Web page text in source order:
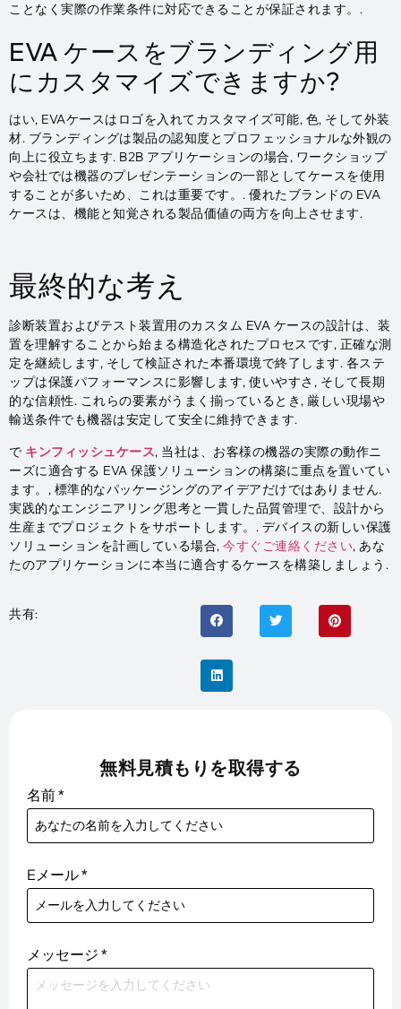
ことなく実際の作業条件に対応できることが保証されます。.
EVA ケースをブランディング用
にカスタマイズできますか?
はい, EVAケースはロゴを入れてカスタマイズ可能, 色, そして外装
材. ブランディングは製品の認知度とプロフェッショナルな外観の
向上に役立ちます. B2B アプリケーションの場合, ワークショップ
や会社では機器のプレゼンテーションの一部としてケースを使用
することが多いため、これは重要です。. 優れたブランドの EVA
ケースは、機能と知覚される製品価値の両方を向上させます.
最終的な考え
診断装置およびテスト装置用のカスタム EVA ケースの設計は、装
置を理解することから始まる構造化されたプロセスです, 正確な測
定を継続します, そして検証された本番環境で終了します. 各ステ
ップは保護パフォーマンスに影響します, 使いやすさ, そして長期
的な信頼性. これらの要素がうまく揃っているとき, 厳しい現場や
輸送条件でも機器は安定して安全に維持できます.
で キンフィッシュケース, 当社は、お客様の機器の実際の動作ニ
ーズに適合する EVA 保護ソリューションの構築に重点を置いてい
ます。, 標準的なパッケージングのアイデアだけではありません.
実践的なエンジニアリング思考と一貫した品質管理で、設計から
生産までプロジェクトをサポートします。. デバイスの新しい保護
ソリューションを計画している場合, 今すぐご連絡ください, あな
たのアプリケーションに本当に適合するケースを構築しましょう.
共有:
無料見積もりを取得する
名前*
Eメール*
メッセージ *